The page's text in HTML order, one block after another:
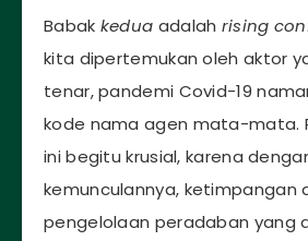
Babak kedua adalah rising
kita dipertemukan oleh aktor
tenar, pandemi Covid-19
kode nama agen mata-mata.
ini begitu krusial, karena
kemunculannya, ketimpangan
pengelolaan peradaban yang